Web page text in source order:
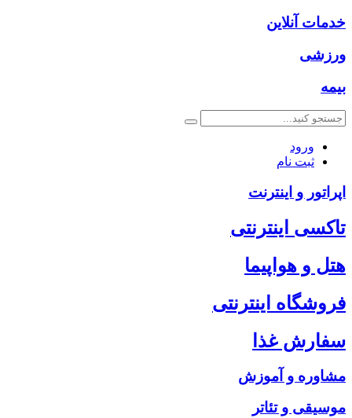
خدمات آنلاین
ورزشی
بیمه
ورود
ثبت نام
اپراتور و اینترنت
تاکسی اینترنتی
هتل و هواپیما
فروشگاه اینترنتی
سفارش غذا
مشاوره و آموزش
موسیقی و تئاتر